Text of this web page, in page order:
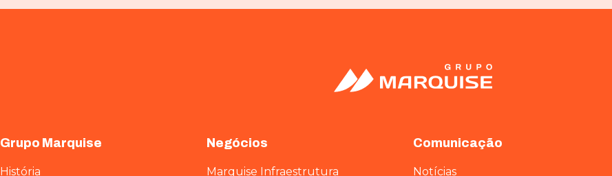
Grupo Marquise
História
Negócios
Marquise Infraestrutura
Comunicação
Notícias